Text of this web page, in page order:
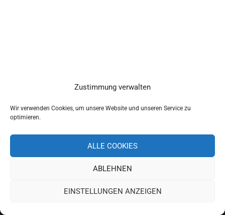
Zustimmung verwalten
Wir verwenden Cookies, um unsere Website und unseren Service zu
optimieren.
ALLE COOKIES
ABLEHNEN
EINSTELLUNGEN ANZEIGEN
Datenschutz